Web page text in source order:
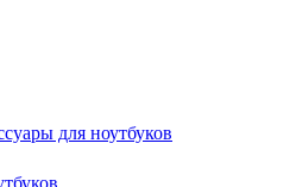
для ноутбуков